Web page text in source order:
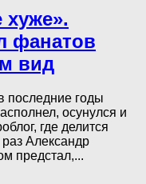
фанатов
вид
последние годы
осунулся и
где делится
Александр
предстал,...